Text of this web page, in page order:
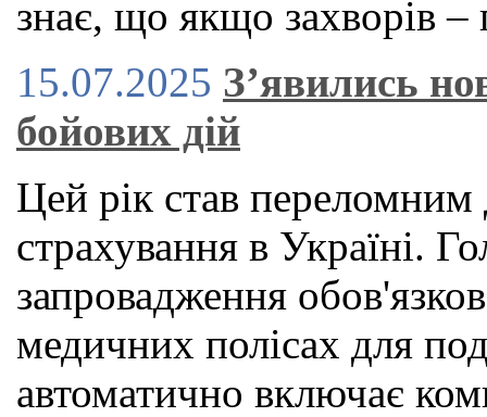
знає, що якщо захворів –
15.07.2025 З’явились
бойових дій
Цей рік став переломним
страхування в Україні.
запровадження
медичних полісах для
автоматично включає